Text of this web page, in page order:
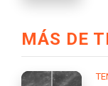
MÁS DE